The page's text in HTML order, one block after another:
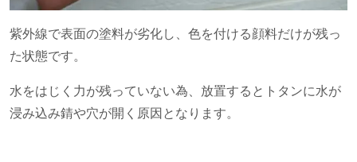
紫外線で表面の塗料が劣化し、色を付ける顔料だけが残っ
た状態です。
水をはじく力が残っていない為、放置するとトタンに水が
浸み込み錆や穴が開く原因となります。